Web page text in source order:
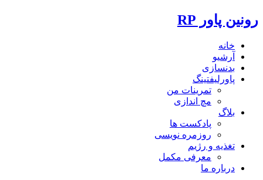
رونین پاور RP
خانه
آرشیو
بدنسازی
پاورلیفتینگ
تمرینات من
مچ اندازی
بلاگ
پادکست ها
روزمره نویسی
تغذیه و رژیم
معرفی مکمل
درباره ما